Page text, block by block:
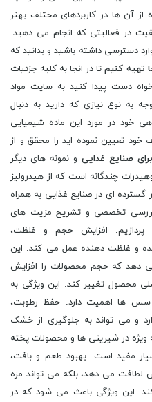
آن ها در کاربردهای مختلف بهتر
در فعالیتی که انجام می دهید.
دسترسی داشته باشید و بدانید که
تهیه کنیمتا در انجا به کلیه جزئیات
دست پیدا کنید به سایت مواد
به نوع نیازی که دارید به دنبال
خود در مورد این ماده شیمیایی
خود تعیین نموده اید را محقق و از
صنایع غذایی و نمونه های دیگر
چندگانه است که از هیدرولیز
ای در صنایع غذایی به همراه
بررسی تخصصی و تشریح مزیت های
پردازیم. افزایش حجم و غلظت،
و غلظت دهنده عمل می کند. این
می دهد که حجم محصولات را افزایش
محصول تغییر کند. این ویژگی به
سس ها اهمیت دارد. حفظ رطوبت،
و می تواند به جلوگیری از خشک
در شیرینی ها و محصولات پخته
مفید است. بهبود طعم و بافت،
لطافت می دهد، بلکه می تواند مزه
این ویژگی باعث می شود که در